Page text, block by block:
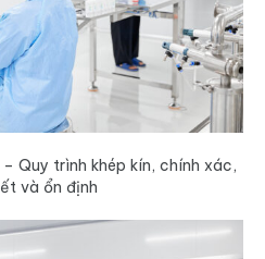
– Quy trình khép kín, chính xác,
và ổn định